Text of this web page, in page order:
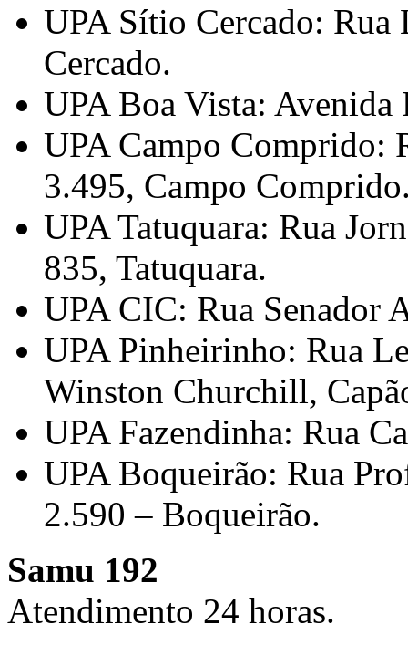
UPA Sítio Cercado:
Cercado.
UPA Boa Vista: Avenida
UPA Campo Comprido:
3.495, Campo
UPA Tatuquara: Rua
835, Tatuquara.
UPA CIC: Rua Senador
UPA Pinheirinho: Rua
Winston Churchill,
UPA Fazendinha: Rua
UPA Boqueirão: Rua
2.590 – Boqueirão.
Samu 192
Atendimento 24 horas.